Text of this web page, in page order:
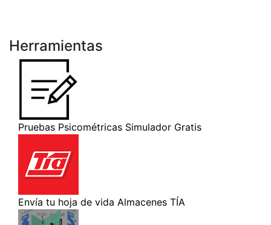
Herramientas